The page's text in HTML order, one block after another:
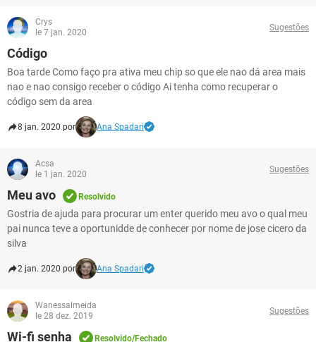
Crys
le 7 jan. 2020
Sugestões
Código
Boa tarde Como faço pra ativa meu chip so que ele nao dá area mais
nao e nao consigo receber o código Ai tenha como recuperar o
código sem da area
8 jan. 2020 por Ana Spadari
Acsa
le 1 jan. 2020
Sugestões
Meu avo Resolvido
Gostria de ajuda para procurar um enter querido meu avo o qual meu
pai nunca teve a oportunidde de conhecer por nome de jose cicero da
silva
2 jan. 2020 por Ana Spadari
Wanessalmeida
le 28 dez. 2019
Sugestões
Wi-fi senha Resolvido/Fechado